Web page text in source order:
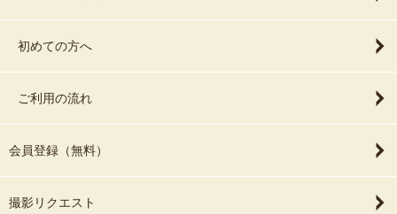
初めての方へ
ご利用の流れ
会員登録（無料）
撮影リクエスト